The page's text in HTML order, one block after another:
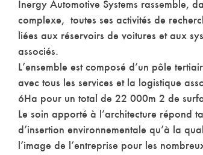
Inergy Automotive Systems rassemble,
complexe, toutes ses activités de
liées aux réservoirs de voitures et aux
associés.
L’ensemble est composé d’un pôle
avec tous les services et la logistique
6Ha pour un total de 22 000m 2 de
Le soin apporté à l’architecture répond
d’insertion environnementale qu’à la
l’image de l’entreprise pour les